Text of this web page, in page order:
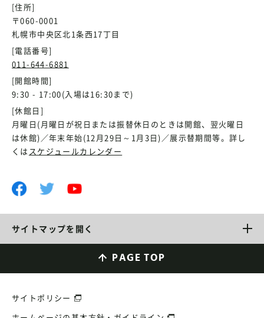
[住所]
〒060-0001
札幌市中央区北1条西17丁目
[電話番号]
011-644-6881
[開館時間]
9:30 - 17:00(入場は16:30まで)
[休館日]
月曜日(月曜日が祝日または振替休日のときは開館、翌火曜日
は休館)／年末年始(12月29日～1月3日)／展示替期間等。詳し
くは スケジュールカレンダー
サイトマップを開く
PAGE TOP
サイトポリシー